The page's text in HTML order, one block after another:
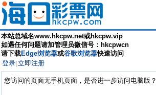
本站总域名www.hkcpw.net或hkcpw.vip
如遇任何问题请加管理员微信号：hkcpwcn
请下载Edge浏览器或谷歌浏览器快速访问
登录 立即注册
您访问的页面无手机页面，是否进一步访问电脑版？